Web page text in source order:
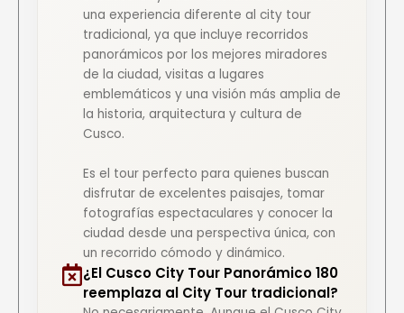
una experiencia diferente al city tour
tradicional, ya que incluye recorridos
panorámicos por los mejores miradores
de la ciudad, visitas a lugares
emblemáticos y una visión más amplia de
la historia, arquitectura y cultura de
Cusco.
Es el tour perfecto para quienes buscan
disfrutar de excelentes paisajes, tomar
fotografías espectaculares y conocer la
ciudad desde una perspectiva única, con
un recorrido cómodo y dinámico.
¿El Cusco City Tour Panorámico 180
reemplaza al City Tour tradicional?